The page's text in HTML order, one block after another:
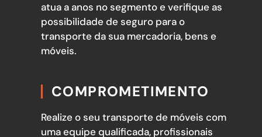
atua a anos no segmento e verifique as
possibilidade de seguro para o
transporte da sua mercadoria, bens e
móveis.
COMPROMETIMENTO
Realize o seu transporte de móveis com
uma equipe qualificada, profissionais